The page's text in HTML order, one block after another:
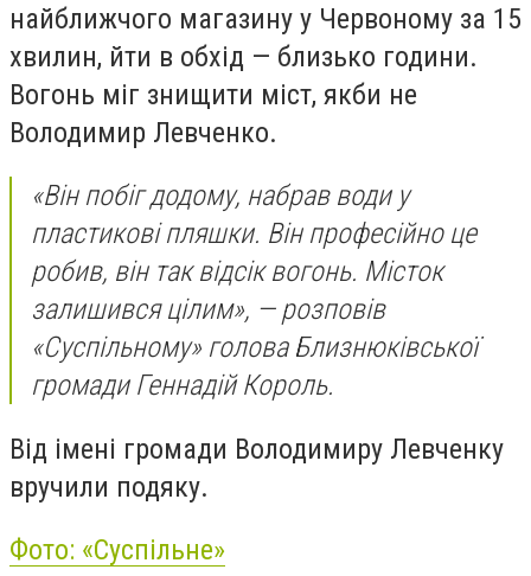
найближчого магазину у Червоному за 15
хвилин, йти в обхід — близько години.
Вогонь міг знищити міст, якби не
Володимир Левченко.
«Він побіг додому, набрав води у
пластикові пляшки. Він професійно це
робив, він так відсік вогонь. Місток
залишився цілим», — розповів
«Суспільному» голова Близнюківської
громади Геннадій Король.
Від імені громади Володимиру Левченку
вручили подяку.
Фото: «Суспільне»